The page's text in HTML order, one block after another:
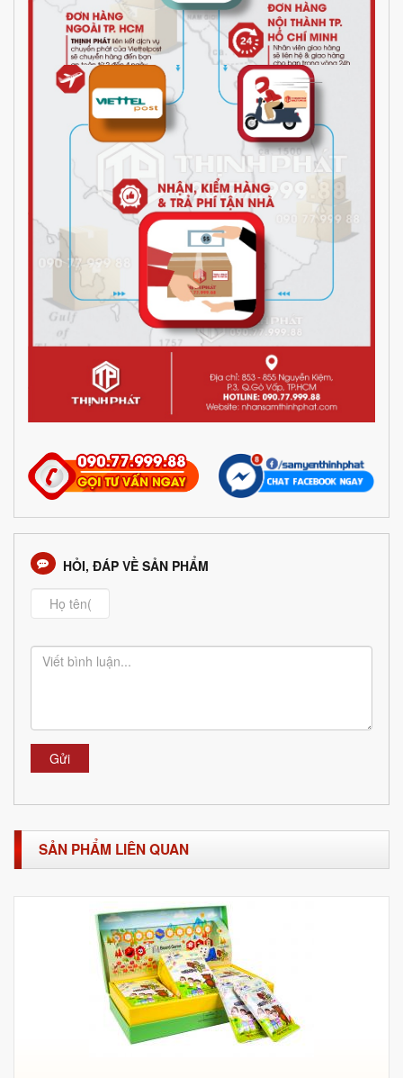
HỎI, ĐÁP VỀ SẢN PHẨM
Gửi
SẢN PHẨM LIÊN QUAN